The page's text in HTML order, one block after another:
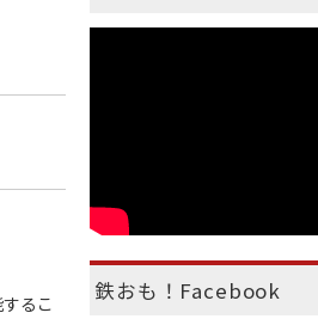
るこ
鉄おも！Facebook